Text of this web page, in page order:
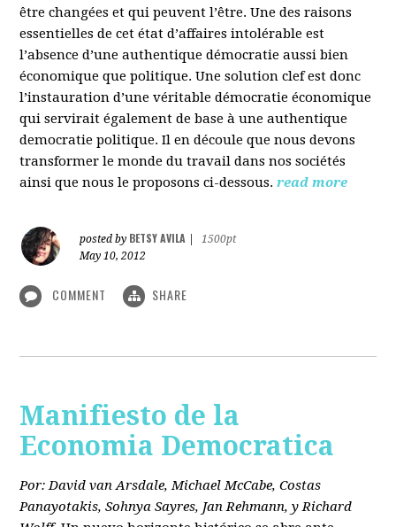
être changées et qui peuvent l’être. Une des raisons
essentielles de cet état d’affaires intolérable est
l’absence d’une authentique démocratie aussi bien
économique que politique. Une solution clef est donc
l’instauration d’une véritable démocratie économique
qui servirait également de base à une authentique
democratie politique. Il en découle que nous devons
transformer le monde du travail dans nos sociétés
ainsi que nous le proposons ci-dessous. read more
posted by BETSY AVILA
1500pt
May 10, 2012
COMMENT SHARE
Manifiesto de la
Economia Democratica
Por: David van Arsdale, Michael McCabe, Costas
Panayotakis, Sohnya Sayres, Jan Rehmann, y Richard